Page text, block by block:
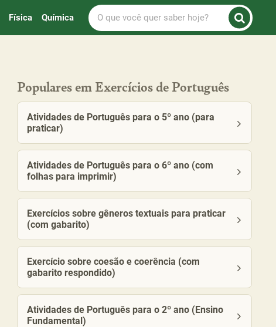
Física Química
O
que
você
hoje?
Populares em Exercícios de Português
Atividades de Português para o 5º ano (para
praticar)
Atividades de Português para o 6º ano (com
folhas para imprimir)
Exercícios sobre gêneros textuais para praticar
(com gabarito)
Exercício sobre coesão e coerência (com
gabarito respondido)
Atividades de Português para o 2º ano (Ensino
Fundamental)